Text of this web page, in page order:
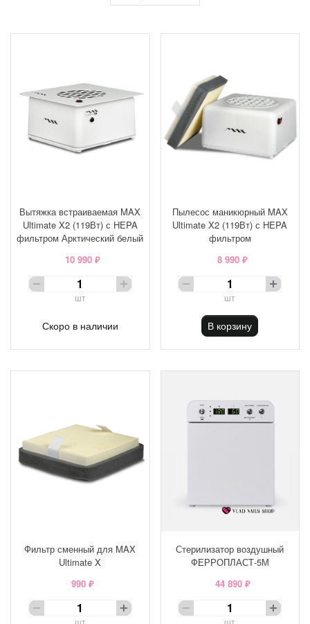
Вытяжка встраиваемая MAX
Ultimate X2 (119Вт) с HEPA
фильтром Арктический белый
10 990 ₽
шт
Скоро в наличии
Пылесос маникюрный MAX
Ultimate X2 (119Вт) с HEPA
фильтром
8 990 ₽
шт
В корзину
Фильтр сменный для MAX
Ultimate X
990 ₽
Стерилизатор воздушный
ФЕРРОПЛАСТ-5М
44 890 ₽